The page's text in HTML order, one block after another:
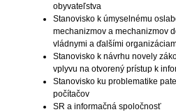
obyvateľstva
Stanovisko k úmyselnému
mechanizmov a mechanizmov
vládnymi a ďalšími
Stanovisko k návrhu novely
vplyvu na otvorený prístup k
Stanovisko ku problematike
počítačov
SR a informačná spoločnosť